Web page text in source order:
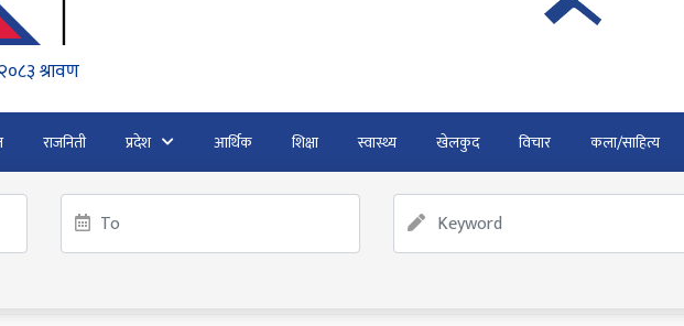
राजनिती प्रदेश आर्थिक शिक्षा स्वास्थ्य खेलकुद विचार कला/साहित्य
रुपमा ‘युरो’ लागु नगर्ने
फाैजदारी अपराधमा अनुसन्धान र कारबाही गर्न आयाेगकाे
ओली र लेखकलाई पक्राउ गर्न डिजीटल अभियान
बाढी पहिरोका कारण मृत्यु हुनेको संख्या
सभा निर्वाचनको कार्यतालिका सार्वजनिक
नेपाल वायुसेवाको राहत उडानमार्फत १५७